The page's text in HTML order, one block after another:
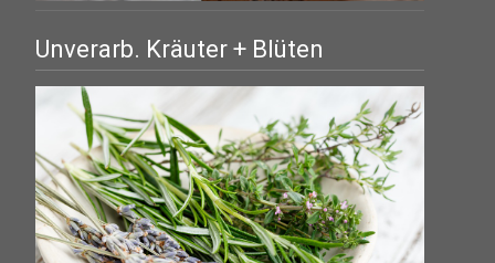
Unverarb. Kräuter + Blüten